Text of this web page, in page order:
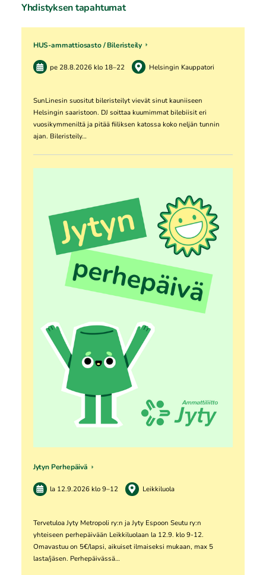
Yhdistyksen tapahtumat
HUS-ammattiosasto / Bileristeily
pe 28.8.2026klo 18–22 Helsingin Kauppatori
SunLinesin suositut bileristeilyt vievät sinut kauniiseen
Helsingin saaristoon. DJ soittaa kuumimmat bilebiisit eri
vuosikymmeniltä ja pitää fiiliksen katossa koko neljän tunnin
ajan. Bileristeily…
Jytyn Perhepäivä
la 12.9.2026klo 9–12 Leikkiluola
Tervetuloa Jyty Metropoli ry:n ja Jyty Espoon Seutu ry:n
yhteiseen perhepäivään Leikkiluolaan la 12.9. klo 9-12.
Omavastuu on 5€/lapsi, aikuiset ilmaiseksi mukaan, max 5
lasta/jäsen. Perhepäivässä…